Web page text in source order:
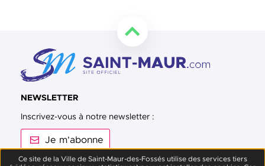
NEWSLETTER
Inscrivez-vous à notre newsletter :
Je m'abonne
Ce site de la Ville de Saint-Maur-des-Fossés utilise des services tiers